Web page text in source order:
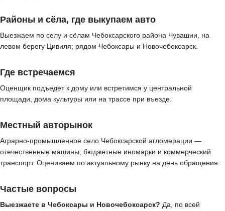
Районы и сёла, где выкупаем авто
Выезжаем по селу и сёлам Чебоксарского района Чувашии, на
левом берегу Цивиля; рядом Чебоксары и Новочебоксарск.
Где встречаемся
Оценщик подъедет к дому или встретимся у центральной
площади, дома культуры или на трассе при въезде.
Местный авторынок
Аграрно-промышленное село Чебоксарской агломерации —
отечественные машины, бюджетные иномарки и коммерческий
транспорт. Оцениваем по актуальному рынку на день обращения.
Частые вопросы
Выезжаете в Чебоксары и Новочебоксарск? Да, по всей